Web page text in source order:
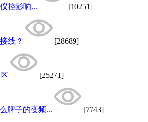
控影响... [10251]
线？ [28689]
[25271]
牌子的变频... [7743]